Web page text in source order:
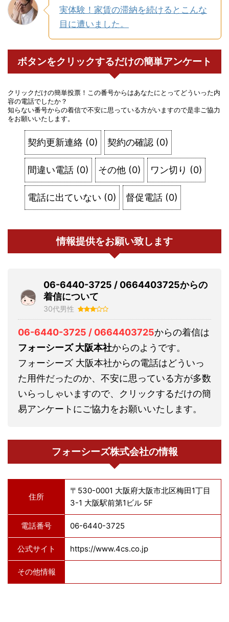
実体験！家賃の滞納を続けるとこんな
目に遭いました。
ボタンをクリックするだけの簡単アンケート
クリックだけの簡単投票！この番号からはあなたにとってどういった内
容の電話でしたか？
知らない番号からの着信で不安に思っている方がいますので是非ご協力
をお願いいたします。
契約更新連絡 (0) 契約の確認 (0)
間違い電話 (0) その他 (0) ワン切り (0)
電話に出ていない (0) 督促電話 (0)
情報提供をお願い致します
06-6440-3725 / 0664403725からの
着信について
30代男性
06-6440-3725 / 0664403725からの着信は
フォーシーズ 大阪本社からのようです。
フォーシーズ 大阪本社からの電話はどういっ
た用件だったのか、不安に思っている方が多数
いらっしゃいますので、クリックするだけの簡
易アンケートにご協力をお願いいたします。
フォーシーズ株式会社の情報
住所
〒530-0001 大阪府大阪市北区梅田1丁目
3-1 大阪駅前第1ビル 5F
電話番号 06-6440-3725
公式サイト https://www.4cs.co.jp
その他情報